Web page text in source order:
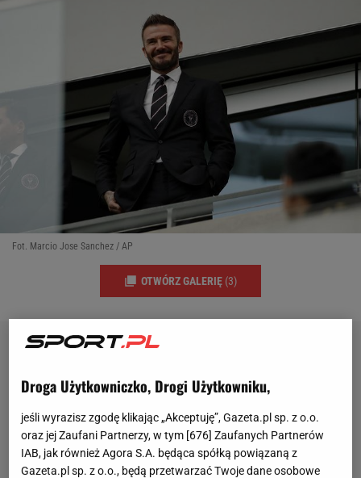
Fot. Marcio Jose Sanchez / AP
OTWÓRZ GALERIĘ (3)
Droga Użytkowniczko, Drogi Użytkowniku,
jeśli wyrazisz zgodę klikając „Akceptuję”, Gazeta.pl sp. z o.o.
oraz jej Zaufani Partnerzy, w tym [676] Zaufanych Partnerów
IAB, jak również Agora S.A. będąca spółką powiązaną z
Gazeta.pl sp. z o.o., będą przetwarzać Twoje dane osobowe